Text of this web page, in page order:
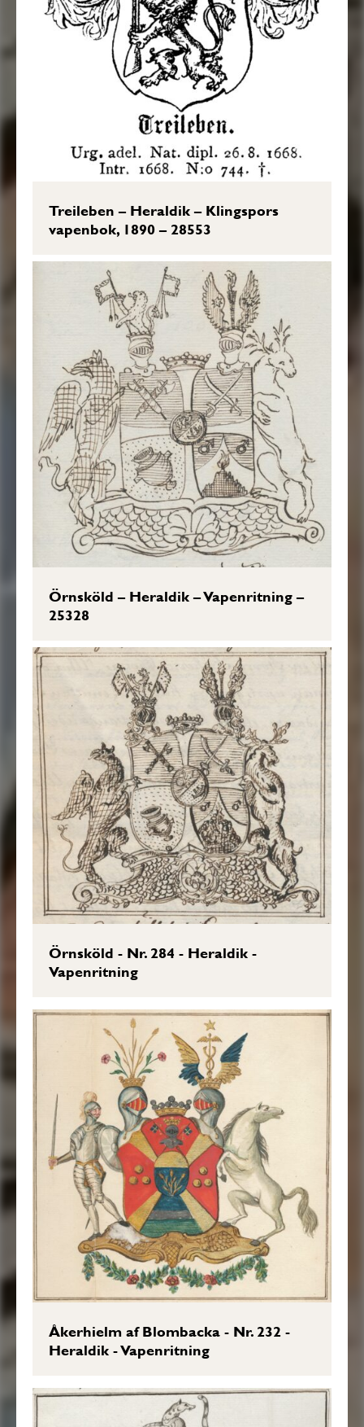
Treileben – Heraldik – Klingspors
vapenbok, 1890 – 28553
Örnsköld – Heraldik – Vapenritning –
25328
Örnsköld - Nr. 284 - Heraldik -
Vapenritning
Åkerhielm af Blombacka - Nr. 232 -
Heraldik - Vapenritning